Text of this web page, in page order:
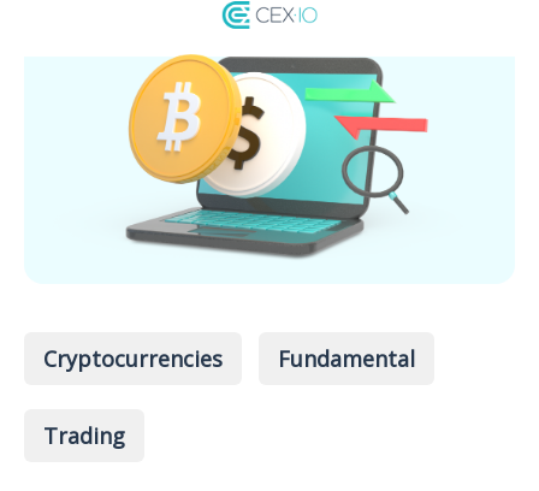
Cryptocurrencies Fundamental
Trading